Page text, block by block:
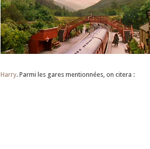
Harry. Parmi les gares mentionnées, on citera :